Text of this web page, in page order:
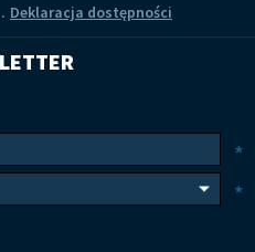
wyspie Deklaracja dostępności
*
*